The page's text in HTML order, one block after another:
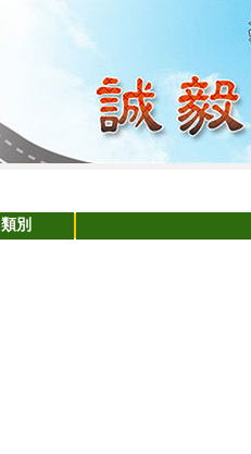
類別